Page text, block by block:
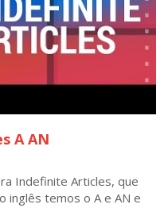
A AN
Indefinite Articles, que
inglês temos o A e AN e